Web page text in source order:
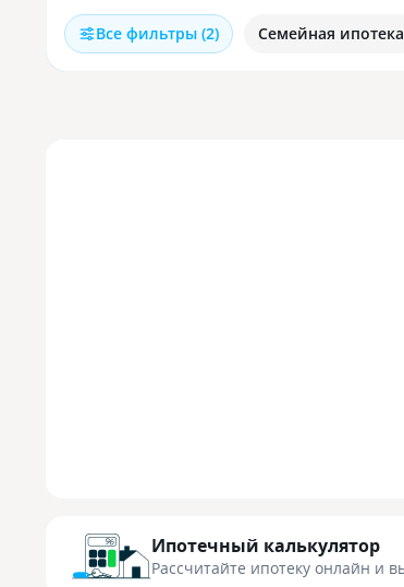
Все фильтры (2) Семейная ипотека
Ипотечный калькулятор
Рассчитайте ипотеку онлайн и